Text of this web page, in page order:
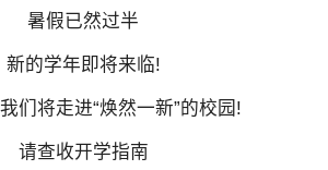
暑假已然过半
新的学年即将来临!
们将走进“焕然一新”的校园!
请查收开学指南